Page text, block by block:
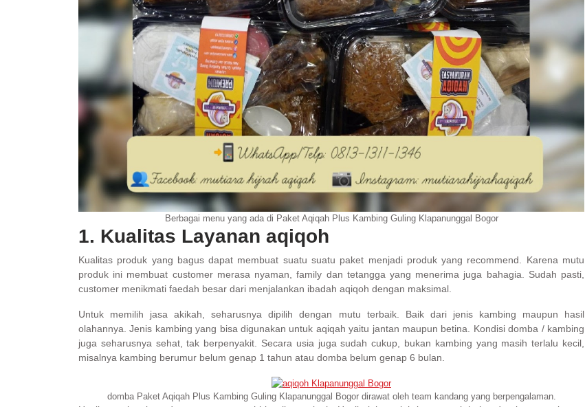
Berbagai menu yang ada di Paket Aqiqah Plus Kambing Guling Klapanunggal Bogor
1. Kualitas Layanan aqiqoh
Kualitas produk yang bagus dapat membuat suatu suatu paket menjadi produk yang recommend. Karena mutu
produk ini membuat customer merasa nyaman, family dan tetangga yang menerima juga bahagia. Sudah pasti,
customer menikmati faedah besar dari menjalankan ibadah aqiqoh dengan maksimal.
Untuk memilih jasa akikah, seharusnya dipilih dengan mutu terbaik. Baik dari jenis kambing maupun hasil
olahannya. Jenis kambing yang bisa digunakan untuk aqiqah yaitu jantan maupun betina. Kondisi domba / kambing
juga seharusnya sehat, tak berpenyakit. Secara usia juga sudah cukup, bukan kambing yang masih terlalu kecil,
misalnya kambing berumur belum genap 1 tahun atau domba belum genap 6 bulan.
domba Paket Aqiqah Plus Kambing Guling Klapanunggal Bogor dirawat oleh team kandang yang berpengalaman.